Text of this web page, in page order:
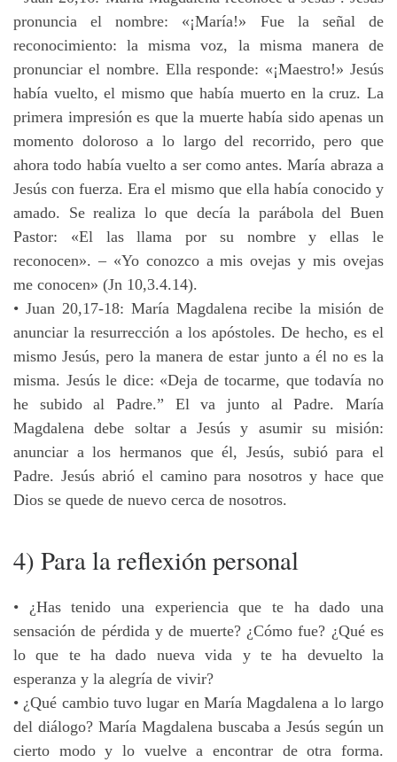
pronuncia el nombre: «¡María!» Fue la señal de
reconocimiento: la misma voz, la misma manera de
pronunciar el nombre. Ella responde: «¡Maestro!» Jesús
había vuelto, el mismo que había muerto en la cruz. La
primera impresión es que la muerte había sido apenas un
momento doloroso a lo largo del recorrido, pero que
ahora todo había vuelto a ser como antes. María abraza a
Jesús con fuerza. Era el mismo que ella había conocido y
amado. Se realiza lo que decía la parábola del Buen
Pastor: «El las llama por su nombre y ellas le
reconocen». – «Yo conozco a mis ovejas y mis ovejas
me conocen» (Jn 10,3.4.14).
• Juan 20,17-18: María Magdalena recibe la misión de
anunciar la resurrección a los apóstoles. De hecho, es el
mismo Jesús, pero la manera de estar junto a él no es la
misma. Jesús le dice: «Deja de tocarme, que todavía no
he subido al Padre.” El va junto al Padre. María
Magdalena debe soltar a Jesús y asumir su misión:
anunciar a los hermanos que él, Jesús, subió para el
Padre. Jesús abrió el camino para nosotros y hace que
Dios se quede de nuevo cerca de nosotros.
4) Para la reflexión personal
• ¿Has tenido una experiencia que te ha dado una
sensación de pérdida y de muerte? ¿Cómo fue? ¿Qué es
lo que te ha dado nueva vida y te ha devuelto la
esperanza y la alegría de vivir?
• ¿Qué cambio tuvo lugar en María Magdalena a lo largo
del diálogo? María Magdalena buscaba a Jesús según un
cierto modo y lo vuelve a encontrar de otra forma.